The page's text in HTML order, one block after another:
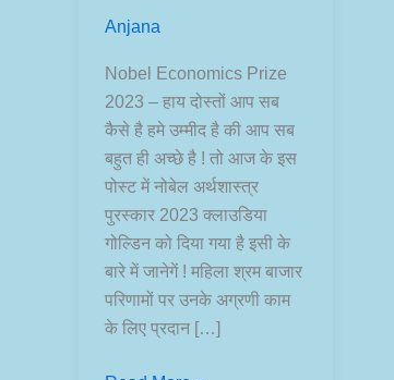
Anjana
Nobel Economics Prize
2023 – हाय दोस्तों आप सब
कैसे है हमे उम्मीद है की आप सब
बहुत ही अच्छे है ! तो आज के इस
पोस्ट में नोबेल अर्थशास्त्र
पुरस्कार 2023 क्लाउडिया
गोल्डिन को दिया गया है इसी के
बारे में जानेगें ! महिला श्रम बाजार
परिणामों पर उनके अग्रणी काम
के लिए प्रदान […]